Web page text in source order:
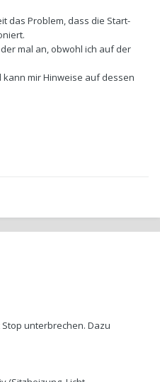
das Problem, dass die Start-
mal an, obwohl ich auf der
mir Hinweise auf dessen
unterbrechen. Dazu